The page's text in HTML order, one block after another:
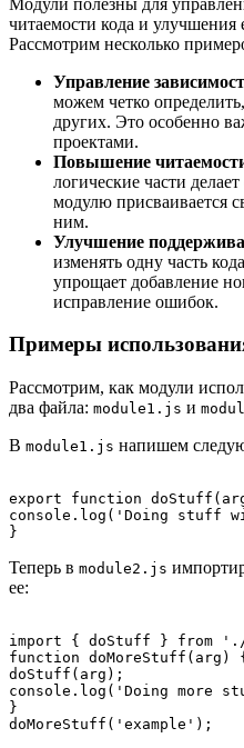
читаемости кода и улучшения
Рассмотрим несколько
Управление
можем четко
других. Это особенно
проектами.
Повышение
логические части
модулю присваивается
ним.
Улучшение
изменять одну часть
упрощает добавление
исправление ошибок.
Примеры
Рассмотрим, как модули
два файла: module1.js и
В module1.js напишем
export function
console.log('Doing stuff
Теперь в module2.js
ее:
import { doStuff } from './
function doMoreStuff(arg) {
doStuff(arg);
console.log('Doing more
}